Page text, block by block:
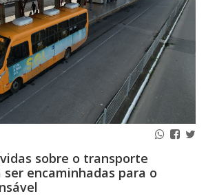
sobre o transporte
encaminhadas para o